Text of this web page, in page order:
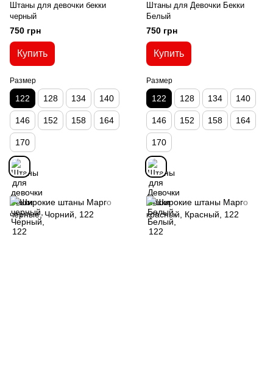
Штаны для девочки бекки
черный
750 грн
Купить
Размер
122 128 134 140
146 152 158 164
170
Штаны для Девочки Бекки
Белый
750 грн
Купить
Размер
122 128 134 140
146 152 158 164
170